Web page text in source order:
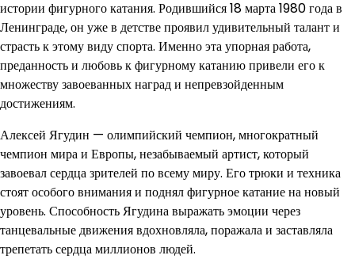
истории фигурного катания. Родившийся 18 марта 1980 года в
Ленинграде, он уже в детстве проявил удивительный талант и
страсть к этому виду спорта. Именно эта упорная работа,
преданность и любовь к фигурному катанию привели его к
множеству завоеванных наград и непревзойденным
достижениям.
Алексей Ягудин — олимпийский чемпион, многократный
чемпион мира и Европы, незабываемый артист, который
завоевал сердца зрителей по всему миру. Его трюки и техника
стоят особого внимания и поднял фигурное катание на новый
уровень. Способность Ягудина выражать эмоции через
танцевальные движения вдохновляла, поражала и заставляла
трепетать сердца миллионов людей.